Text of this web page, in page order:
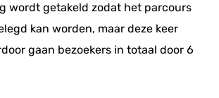
wordt getakeld zodat het parcours
kan worden, maar deze keer
gaan bezoekers in totaal door 6